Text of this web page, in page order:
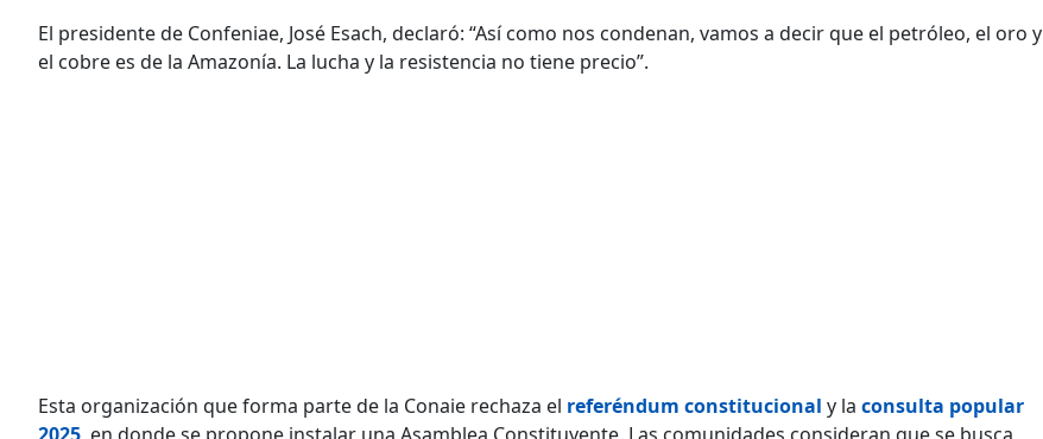
El presidente de Confeniae, José Esach, declaró: “Así como nos condenan, vamos a decir que el petróleo, el oro y
el cobre es de la Amazonía. La lucha y la resistencia no tiene precio”.
Esta organización que forma parte de la Conaie rechaza el referéndum constitucional y la consulta popular